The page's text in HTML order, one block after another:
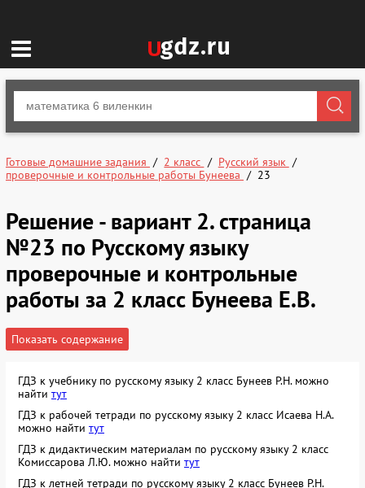
Готовые домашние задания 2 класс
Русский язык
проверочные и контрольные работы Бунеева
23
Решение - вариант 2. страница
№23 по Русскому языку
проверочные и контрольные
работы за 2 класс Бунеева Е.В.
Показать содержание
ГДЗ к учебнику по русскому языку 2 класс Бунеев Р.Н. можно
найти тут
ГДЗ к рабочей тетради по русскому языку 2 класс Исаева Н.А.
можно найти тут
ГДЗ к дидактическим материалам по русскому языку 2 класс
Комиссарова Л.Ю. можно найти тут
ГДЗ к летней тетради по русскому языку 2 класс Бунеев Р.Н.